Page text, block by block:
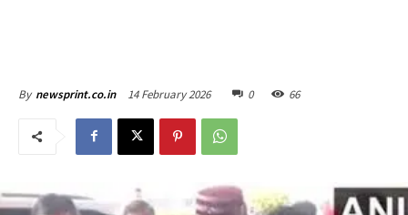
By newsprint.co.in 14 February 2026 0 66